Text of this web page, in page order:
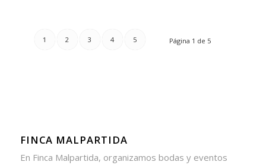
Página 1 de 5
1 2 3 4 5
FINCA MALPARTIDA
En Finca Malpartida, organizamos bodas y eventos